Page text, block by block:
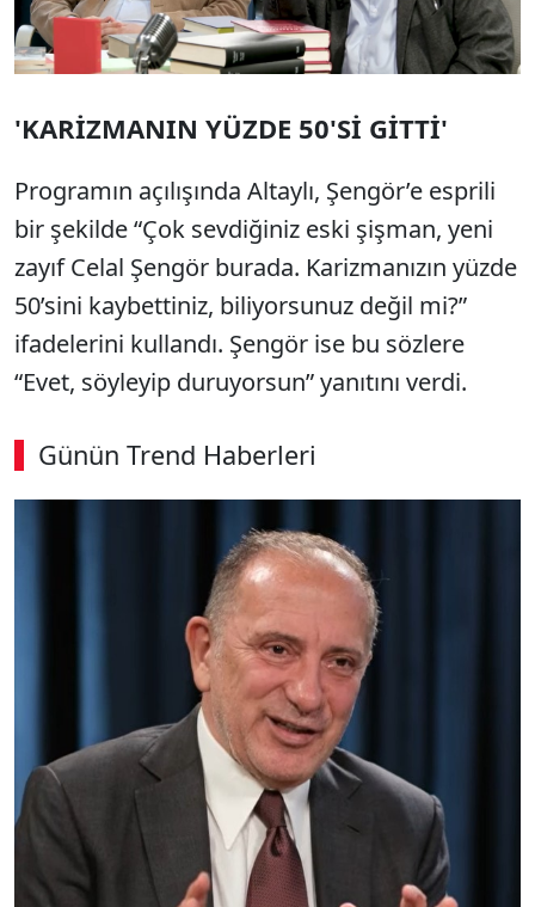
'KARİZMANIN YÜZDE 50'Sİ GİTTİ'
Programın açılışında Altaylı, Şengör’e esprili
bir şekilde “Çok sevdiğiniz eski şişman, yeni
zayıf Celal Şengör burada. Karizmanızın yüzde
50’sini kaybettiniz, biliyorsunuz değil mi?”
ifadelerini kullandı. Şengör ise bu sözlere
“Evet, söyleyip duruyorsun” yanıtını verdi.
Günün Trend Haberleri
00:02 / 03:53